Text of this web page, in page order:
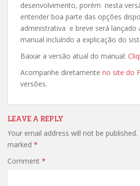
desenvolvimento, porém nesta
entender boa parte das opções
administrativa e breve será lançado
manual incluíndo a explicação do
Baixar a versão atual do manual:
Acompanhe diretamente no site do
versões.
LEAVE A REPLY
Your email address will not be published.
marked *
Comment *